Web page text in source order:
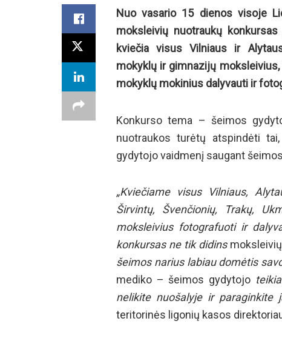
Nuo vasario 15 dienos visoje
moksleivių nuotraukų
kviečia visus Vilniaus ir
mokyklų ir gimnazijų
mokyklų mokinius dalyvauti ir
Konkurso tema – šeimos
nuotraukos turėtų atspindėti
gydytojo vaidmenį saugant
„Kviečiame visus Vilniaus,
Širvintų, Švenčionių, Trakų,
moksleivius fotografuoti ir
konkursas ne tik didins
šeimos narius labiau domėtis
mediko – šeimos gydytojo
nelikite nuošalyje ir paraginkite
teritorinės ligonių kasos